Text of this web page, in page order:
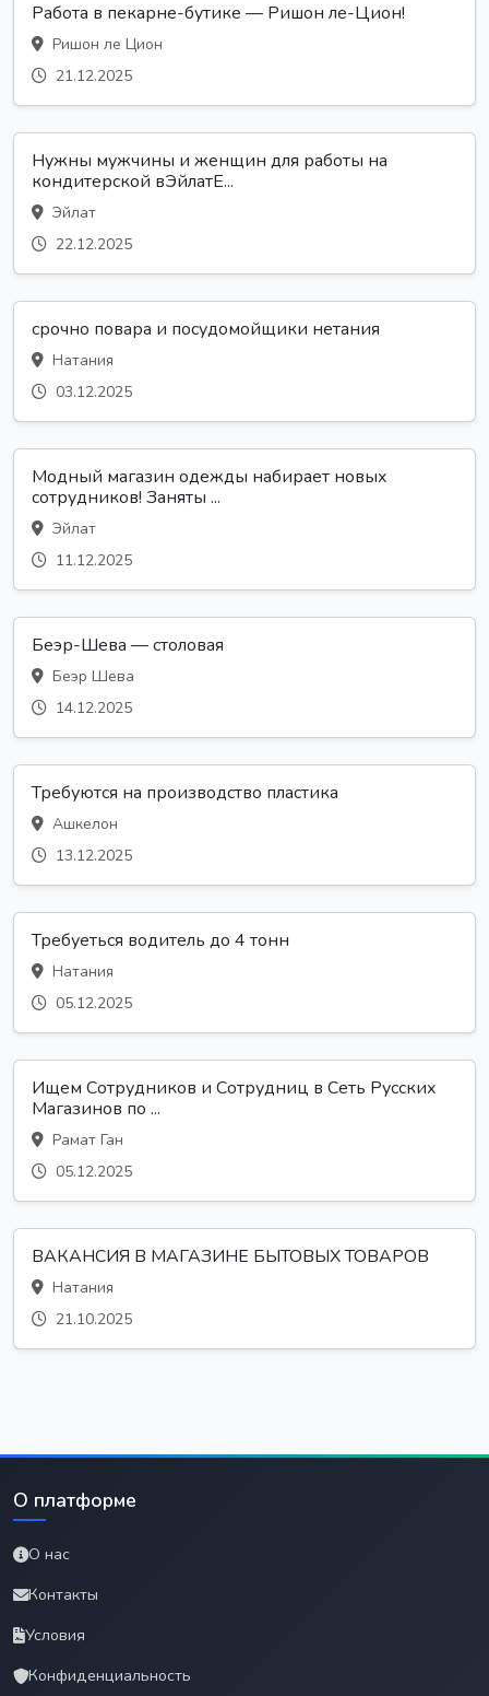
Работа в пекарне-бутике — Ришон ле-Цион!
Ришон ле Цион
21.12.2025
Нужны мужчины и женщин для работы на
кондитерской вЭйлатЕ...
Эйлат
22.12.2025
срочно повара и посудомойщики нетания
Натания
03.12.2025
Модный магазин одежды набирает новых
сотрудников! Заняты ...
Эйлат
11.12.2025
Беэр-Шева — столовая
Беэр Шева
14.12.2025
Требуются на производство пластика
Ашкелон
13.12.2025
Требуеться водитель до 4 тонн
Натания
05.12.2025
Ищем Сотрудников и Сотрудниц в Сеть Русских
Магазинов по ...
Рамат Ган
05.12.2025
ВАКАНСИЯ В МАГАЗИНЕ БЫТОВЫХ ТОВАРОВ
Натания
21.10.2025
О платформе
О нас
Контакты
Условия
Конфиденциальность